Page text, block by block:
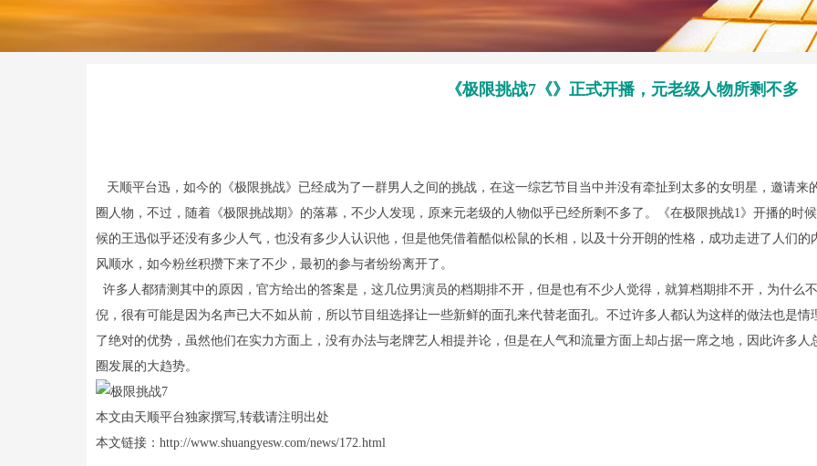
《极限挑战7《》正式开播，元老级人物所剩不多
天顺平台迅，如今的《极限挑战》已经成为了一群男人之间的挑战，在这一综艺节目当中并没有牵扯到太多的女明星，邀请
圈人物，不过，随着《极限挑战期》的落幕，不少人发现，原来元老级的人物似乎已经所剩不多了。《在极限挑战1》开播的时
候的王迅似乎还没有多少人气，也没有多少人认识他，但是他凭借着酷似松鼠的长相，以及十分开朗的性格，成功走进了人们
风顺水，如今粉丝积攒下来了不少，最初的参与者纷纷离开了。
许多人都猜测其中的原因，官方给出的答案是，这几位男演员的档期排不开，但是也有不少人觉得，就算档期排不开，为什么
倪，很有可能是因为名声已大不如从前，所以节目组选择让一些新鲜的面孔来代替老面孔。不过许多人都认为这样的做法也是
了绝对的优势，虽然他们在实力方面上，没有办法与老牌艺人相提并论，但是在人气和流量方面上却占据一席之地，因此许多
圈发展的大趋势。
本文由天顺平台独家撰写,转载请注明出处
本文链接：http://www.shuangyesw.com/news/172.html